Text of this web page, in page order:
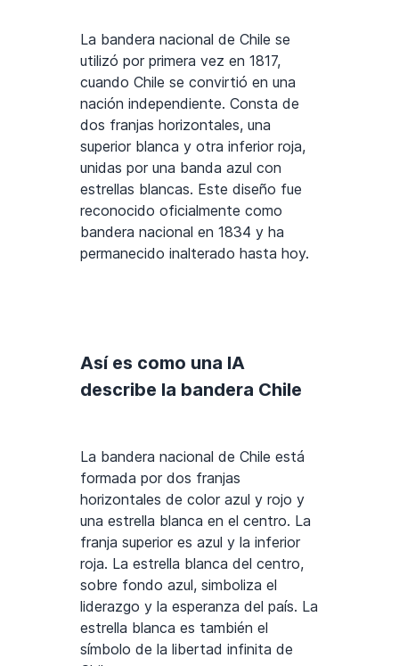
La bandera nacional de Chile se
utilizó por primera vez en 1817,
cuando Chile se convirtió en una
nación independiente. Consta de
dos franjas horizontales, una
superior blanca y otra inferior roja,
unidas por una banda azul con
estrellas blancas. Este diseño fue
reconocido oficialmente como
bandera nacional en 1834 y ha
permanecido inalterado hasta hoy.
Así es como una IA
describe la bandera Chile
La bandera nacional de Chile está
formada por dos franjas
horizontales de color azul y rojo y
una estrella blanca en el centro. La
franja superior es azul y la inferior
roja. La estrella blanca del centro,
sobre fondo azul, simboliza el
liderazgo y la esperanza del país. La
estrella blanca es también el
símbolo de la libertad infinita de